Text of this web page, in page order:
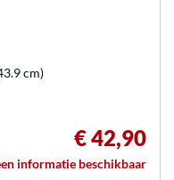
cm)
€ 42,90
informatie beschikbaar